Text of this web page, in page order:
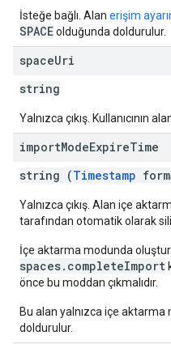
İsteğe bağlı. Alan erişim
SPACEolduğunda doldurulur.
spaceUri
string
Yalnızca çıkış. Kullanıcının
importModeExpireTime
string (Timestamp
Yalnızca çıkış. Alan içe
tarafından otomatik olarak
İçe aktarma modunda
spaces.completeImport
önce bu moddan çıkmalıdır.
Bu alan yalnızca içe
doldurulur.